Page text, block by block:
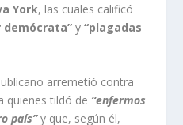
York, las cuales calificó
demócrata”y“plagadas
arremetió contra
quienes tildó de “enfermos
país”y que, según él,